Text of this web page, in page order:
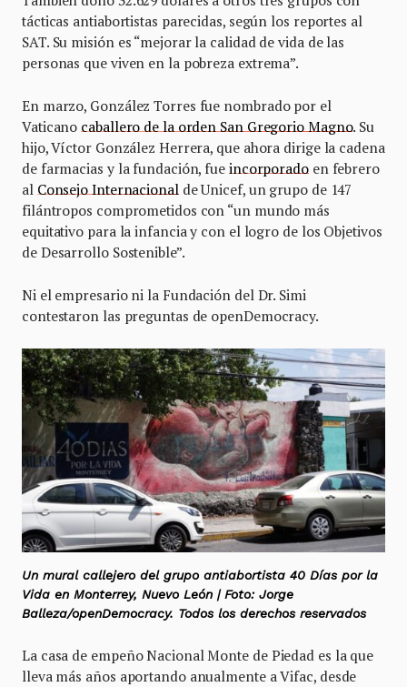
tácticas antiabortistas parecidas, según los reportes al
SAT. Su misión es “mejorar la calidad de vida de las
personas que viven en la pobreza extrema”.
En marzo, González Torres fue nombrado por el
Vaticano caballero de la orden San Gregorio Magno. Su
hijo, Víctor González Herrera, que ahora dirige la cadena
de farmacias y la fundación, fue incorporadoen febrero
al Consejo Internacional de Unicef, un grupo de 147
filántropos comprometidos con “un mundo más
equitativo para la infancia y con el logro de los Objetivos
de Desarrollo Sostenible”.
Ni el empresario ni la Fundación del Dr. Simi
contestaron las preguntas de openDemocracy.
Un mural callejero del grupo antiabortista 40 Días por la
Vida en Monterrey, Nuevo León | Foto: Jorge
Balleza/openDemocracy. Todos los derechos reservados
La casa de empeño Nacional Monte de Piedad es la que
lleva más años aportando anualmente a Vifac, desde